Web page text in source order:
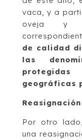
vaca, y a
oveja y
de calidad
las
geográficas
Por otro
una